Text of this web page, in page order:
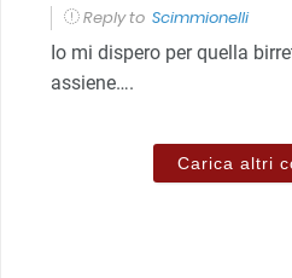
Reply to Scimmionelli
Io mi dispero per quella
assiene….
Carica altri